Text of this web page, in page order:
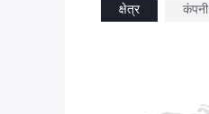
क्षेत्र कंपनी